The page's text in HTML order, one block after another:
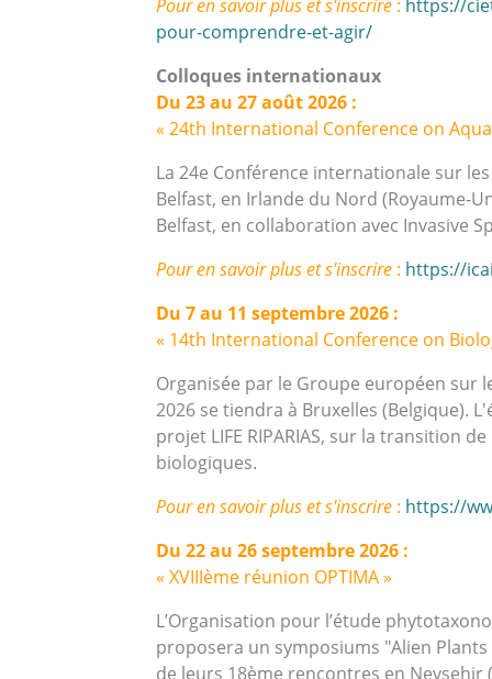
Pour en savoir plus et s'inscrire : https://
pour-comprendre-et-agir/
Colloques internationaux
Du 23 au 27 août 2026 :
« 24th International Conference on
La 24e Conférence internationale sur
Belfast, en Irlande du Nord (Royaume-
Belfast, en collaboration avec Invasive
Pour en savoir plus et s'inscrire : https://
Du 7 au 11 septembre 2026 :
« 14th International Conference on
Organisée par le Groupe européen sur
2026 se tiendra à Bruxelles (Belgique).
projet LIFE RIPARIAS, sur la transition
biologiques.
Pour en savoir plus et s'inscrire : https://
Du 22 au 26 septembre 2026 :
« XVIIIème réunion OPTIMA »
L’Organisation pour l’étude
proposera un symposiums "Alien
de leurs 18ème rencontres en Nevşehir